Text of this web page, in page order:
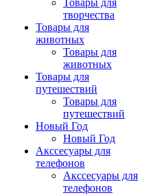
Товары для
творчества
Товары для
животных
Товары для
животных
Товары для
путешествий
Товары для
путешествий
Новый Год
Новый Год
Акссесуары для
телефонов
Акссесуары для
телефонов